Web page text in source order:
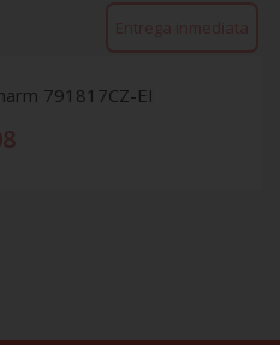
791817CZ-EI